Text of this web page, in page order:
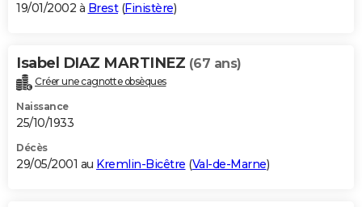
19/01/2002 à Brest(Finistère)
Isabel DIAZ MARTINEZ (67 ans)
Créer une cagnotte obsèques
Naissance
25/10/1933
Décès
29/05/2001 au Kremlin-Bicêtre (Val-de-Marne)